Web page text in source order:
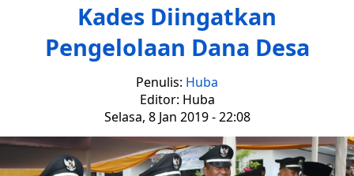
Kades Diingatkan
Pengelolaan Dana Desa
Penulis: Huba
Editor: Huba
Selasa, 8 Jan 2019 - 22:08